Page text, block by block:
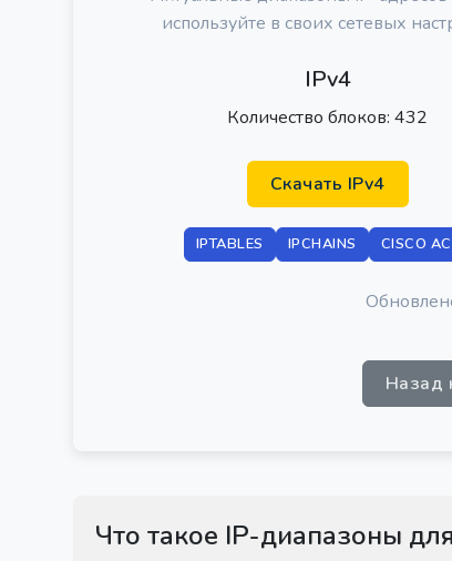
используйте в своих сетевых
IPv4
Количество блоков: 432
Скачать IPv4
IPTABLES IPCHAINS CISCO
Назад
Что такое IP-диапазоны